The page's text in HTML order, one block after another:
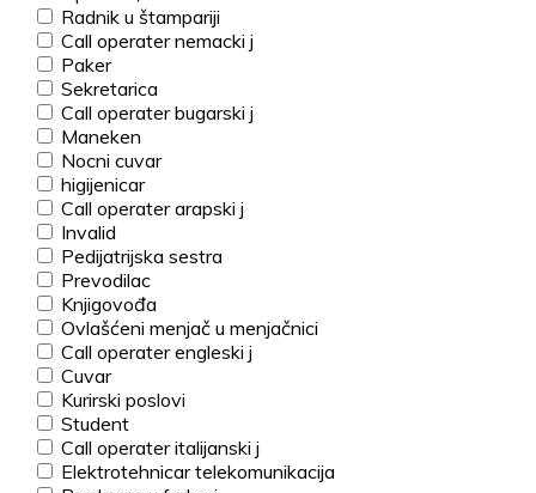
Radnik u štampariji
Call operater nemacki j
Paker
Sekretarica
Call operater bugarski j
Maneken
Nocni cuvar
higijenicar
Call operater arapski j
Invalid
Pedijatrijska sestra
Prevodilac
Knjigovođa
Ovlašćeni menjač u menjačnici
Call operater engleski j
Cuvar
Kurirski poslovi
Student
Call operater italijanski j
Elektrotehnicar telekomunikacija